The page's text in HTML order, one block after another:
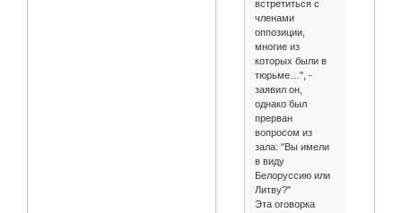
встретиться с
членами
оппозиции,
многие из
которых были в
тюрьме…", -
заявил он,
однако был
прерван
вопросом из
зала: "Вы имели
в виду
Белоруссию или
Литву?"
Эта оговорка